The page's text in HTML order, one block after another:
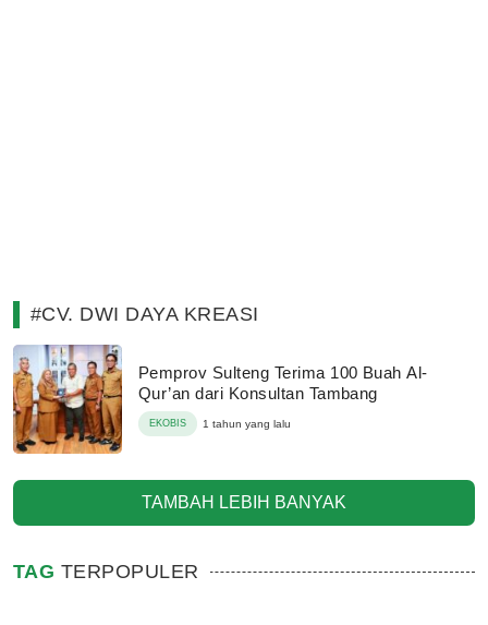
#CV. DWI DAYA KREASI
Pemprov Sulteng Terima 100 Buah Al-
Qur’an dari Konsultan Tambang
EKOBIS 1 tahun yang lalu
TAMBAH LEBIH BANYAK
TAG TERPOPULER